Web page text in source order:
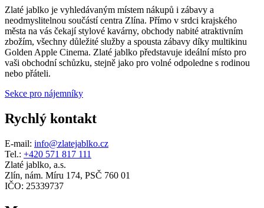
Zlaté jablko je vyhledávaným místem nákupů i zábavy a
neodmyslitelnou součástí centra Zlína. Přímo v srdci krajského
města na vás čekají stylové kavárny, obchody nabité atraktivním
zbožím, všechny důležité služby a spousta zábavy díky multikinu
Golden Apple Cinema. Zlaté jablko představuje ideální místo pro
vaši obchodní schůzku, stejně jako pro volné odpoledne s rodinou
nebo přáteli.
Sekce pro nájemníky
Rychlý kontakt
E-mail: info@zlatejablko.cz
Tel.: +420 571 817 111
Zlaté jablko, a.s.
Zlín, nám. Míru 174, PSČ 760 01
IČO: 25339737